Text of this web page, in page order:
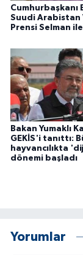
Cumhurbaşkanı
Suudi Arabistan
Prensi Selman
Bakan Yumaklı
GEKİS'i tanıttı:
hayvancılıkta
dönemi başladı
Yorumlar